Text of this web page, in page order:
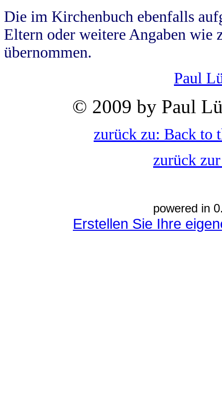
Die im Kirchenbuch ebenfalls
Eltern oder weitere Angaben wie
übernommen.
Paul
© 2009 by Paul
zurück zu: Back to
zurück
powered in
Erstellen Sie Ihre